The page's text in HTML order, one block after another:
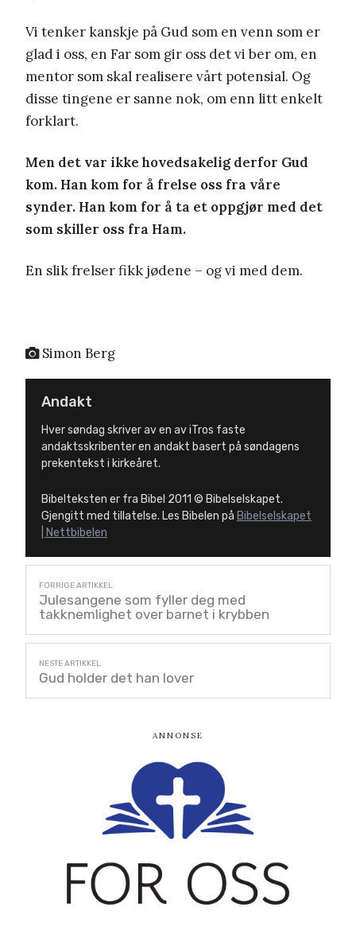
Vi tenker kanskje på Gud som en venn som er
glad i oss, en Far som gir oss det vi ber om, en
mentor som skal realisere vårt potensial. Og
disse tingene er sanne nok, om enn litt enkelt
forklart.
Men det var ikke hovedsakelig derfor Gud
kom. Han kom for å frelse oss fra våre
synder. Han kom for å ta et oppgjør med det
som skiller oss fra Ham.
En slik frelser fikk jødene – og vi med dem.
Simon Berg
Andakt
Hver søndag skriver av en av iTros faste
andaktsskribenter en andakt basert på søndagens
prekentekst i kirkeåret.
Bibelteksten er fra Bibel 2011 © Bibelselskapet.
Gjengitt med tillatelse. Les Bibelen på Bibelselskapet
| Nettbibelen
Julesangene som fyller deg med
takknemlighet over barnet i krybben
Gud holder det han lover